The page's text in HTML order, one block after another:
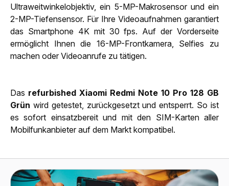
Ultraweitwinkelobjektiv, ein 5-MP-Makrosensor und ein
2-MP-Tiefensensor. Für Ihre Videoaufnahmen garantiert
das Smartphone 4K mit 30 fps. Auf der Vorderseite
ermöglicht Ihnen die 16-MP-Frontkamera, Selfies zu
machen oder Videoanrufe zu tätigen.
Das refurbished Xiaomi Redmi Note 10 Pro 128 GB
Grün wird getestet, zurückgesetzt und entsperrt. So ist
es sofort einsatzbereit und mit den SIM-Karten aller
Mobilfunkanbieter auf dem Markt kompatibel.